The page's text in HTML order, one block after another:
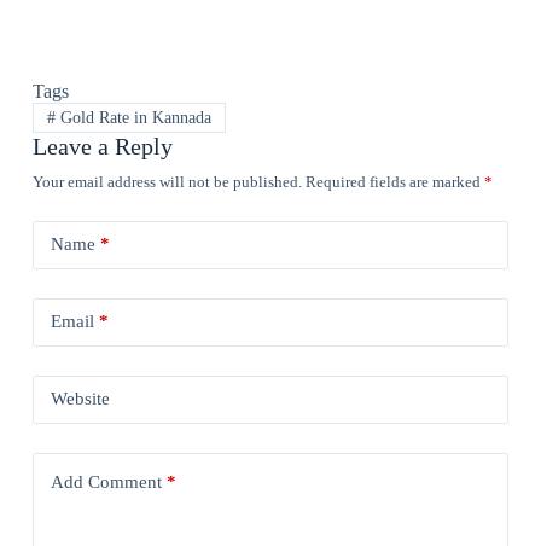
Tags
#Gold Rate in Kannada
Leave a Reply
Your email address will not be published. Required fields are marked *
Name *
Email *
Website
Add Comment*